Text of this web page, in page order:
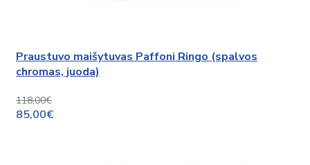
Praustuvo maišytuvas Paffoni Ringo (spalvos
chromas, juoda)
118,00€
85,00€